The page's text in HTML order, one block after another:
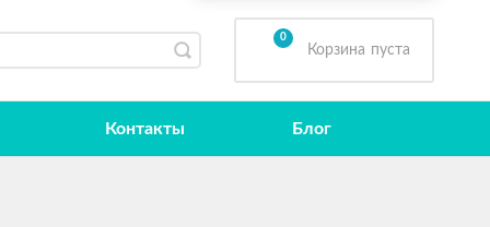
0
Корзина пуста
Контакты Блог